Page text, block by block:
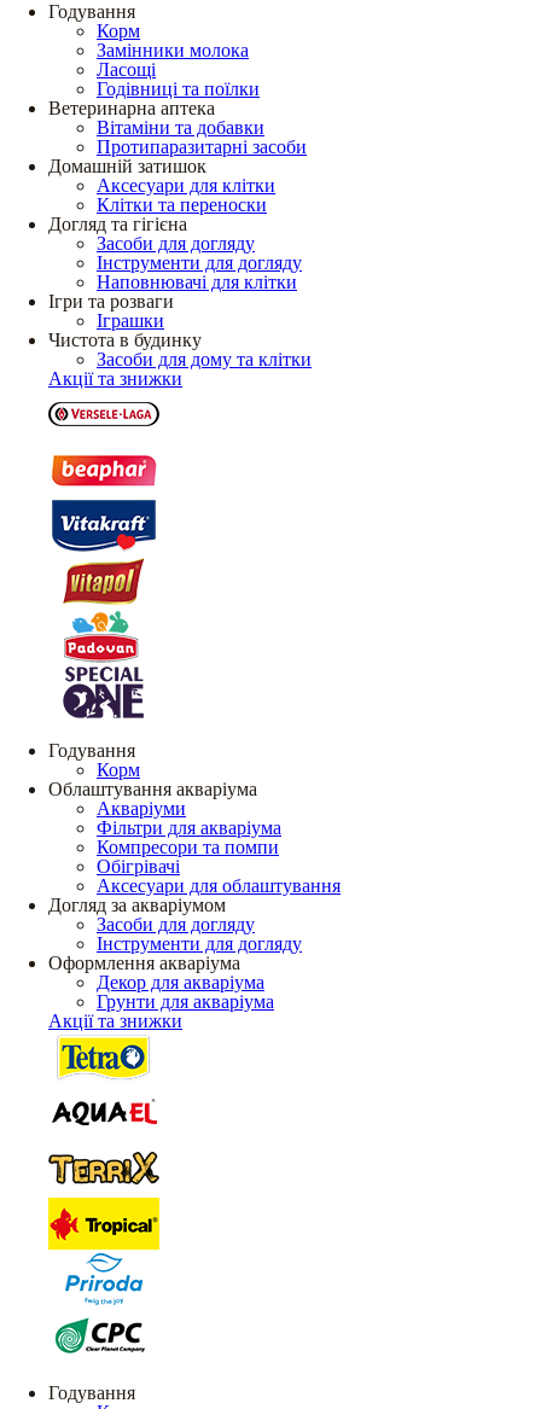
Годування
Корм
Замінники молока
Ласощі
Годівниці та поїлки
Ветеринарна аптека
Вітаміни та добавки
Протипаразитарні засоби
Домашній затишок
Аксесуари для клітки
Клітки та переноски
Догляд та гігієна
Засоби для догляду
Інструменти для догляду
Наповнювачі для клітки
Ігри та розваги
Іграшки
Чистота в будинку
Засоби для дому та клітки
Акції та знижки
Годування
Корм
Облаштування акваріума
Акваріуми
Фільтри для акваріума
Компресори та помпи
Обігрівачі
Аксесуари для облаштування
Догляд за акваріумом
Засоби для догляду
Інструменти для догляду
Оформлення акваріума
Декор для акваріума
Грунти для акваріума
Акції та знижки
Годування